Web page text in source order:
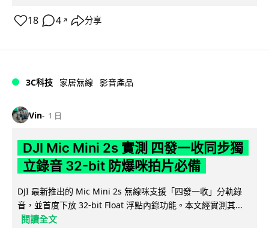
18 4 ↗ 分享
3C科技 家居無線 影音產品
Vin 1 日
DJI Mic Mini 2s 實測 四發一收同步獨
立錄音 32-bit 防爆咪拍片必備
DJI 最新推出的 Mic Mini 2s 無線咪支援「四發一收」分軌錄
音，並首度下放 32-bit Float 浮點內錄功能。本文經實測其...
閱讀全文